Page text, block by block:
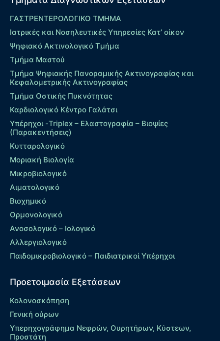
ΓΑΣΤΡΕΝΤΕΡΟΛΟΓΙΚΟ ΤΜΗΜΑ
Ιατρικές και Νοσηλευτικές Υπηρεσίες Κατ’ οίκον
Ψηφιακό Ακτινολογικό Τμήμα
Τμήμα Μαστού
Τμήμα Ψηφιακής Πανοραμικής Ακτινογραφίας και
Κεφαλομετρικής Ακτινογραφίας
Τμήμα Οστικής Πυκνότητας
Καρδιολογικό Κέντρο Γαλάτσι
Υπέρηχοι -Triplex – Eλαστογραφία – Βιοψίες
(Παρακεντήσεις)
Κυτταρολογικό
Μοριακή Βιολογία
Μικροβιολογικό
Αιματολογικό
Βιοχημικό
Ορμονολογικό
Ανοσολογικό – Ιολογικό
Αλλεργιολογικό
Παιδομικροβιολογικό – Παιδιατρικοί Υπέρηχοι
Προετοιμασία Εξετάσεων
Κολονοσκόπηση
Γενική ούρων
Υπερηχογράφημα Νεφρών, Ουρητήρων, Κύστεων,
Προστάτη